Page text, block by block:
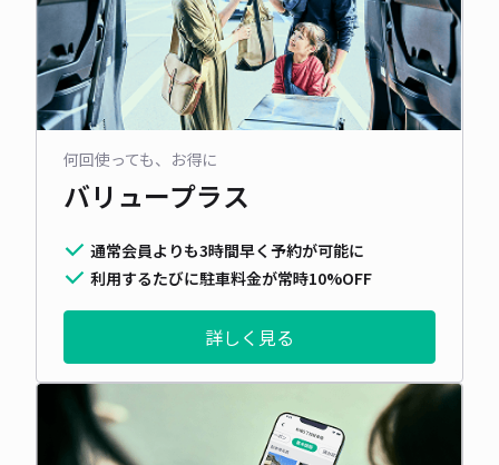
何回使っても、お得に
バリュープラス
通常会員よりも3時間早く予約が可能に
利用するたびに駐車料金が常時10%OFF
詳しく見る